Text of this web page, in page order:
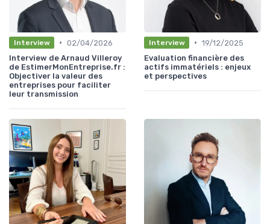
Interview • 02/04/2026
Interview de Arnaud Villeroy
de EstimerMonEntreprise.fr :
Objectiver la valeur des
entreprises pour faciliter
leur transmission
Interview • 19/12/2025
Evaluation financière des
actifs immatériels : enjeux
et perspectives